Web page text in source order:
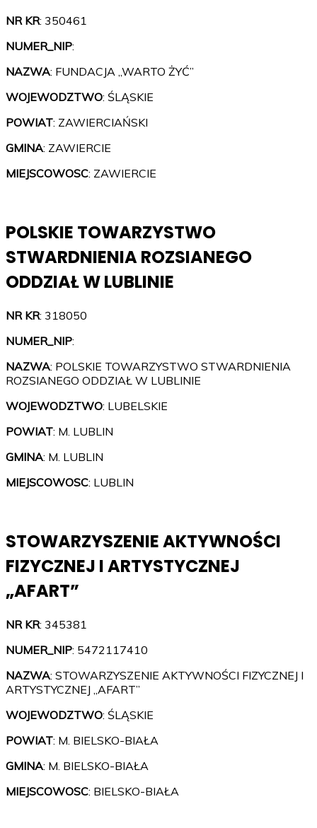
NR KR: 350461
NUMER_NIP:
NAZWA: FUNDACJA „WARTO ŻYĆ”
WOJEWODZTWO: ŚLĄSKIE
POWIAT: ZAWIERCIAŃSKI
GMINA: ZAWIERCIE
MIEJSCOWOSC: ZAWIERCIE
POLSKIE TOWARZYSTWO
STWARDNIENIA ROZSIANEGO
ODDZIAŁ W LUBLINIE
NR KR: 318050
NUMER_NIP:
NAZWA: POLSKIE TOWARZYSTWO STWARDNIENIA
ROZSIANEGO ODDZIAŁ W LUBLINIE
WOJEWODZTWO: LUBELSKIE
POWIAT: M. LUBLIN
GMINA: M. LUBLIN
MIEJSCOWOSC: LUBLIN
STOWARZYSZENIE AKTYWNOŚCI
FIZYCZNEJ I ARTYSTYCZNEJ
„AFART”
NR KR: 345381
NUMER_NIP: 5472117410
NAZWA: STOWARZYSZENIE AKTYWNOŚCI FIZYCZNEJ I
ARTYSTYCZNEJ „AFART”
WOJEWODZTWO: ŚLĄSKIE
POWIAT: M. BIELSKO-BIAŁA
GMINA: M. BIELSKO-BIAŁA
MIEJSCOWOSC: BIELSKO-BIAŁA